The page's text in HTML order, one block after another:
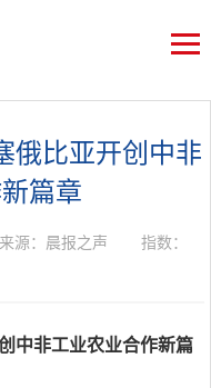
俄比亚开创中非
篇章
来源：晨报之声 指数：
中非工业农业合作新篇